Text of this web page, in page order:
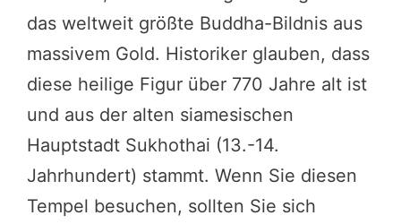
das weltweit größte Buddha-Bildnis aus
massivem Gold. Historiker glauben, dass
diese heilige Figur über 770 Jahre alt ist
und aus der alten siamesischen
Hauptstadt Sukhothai (13.-14.
Jahrhundert) stammt. Wenn Sie diesen
Tempel besuchen, sollten Sie sich